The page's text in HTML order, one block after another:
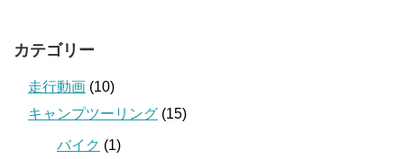
カテゴリー
走行動画 (10)
キャンプツーリング (15)
バイク (1)